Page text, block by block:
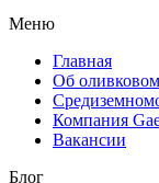
Instagram
Меню
Главная
Об
Компания
Вакансии
Блог